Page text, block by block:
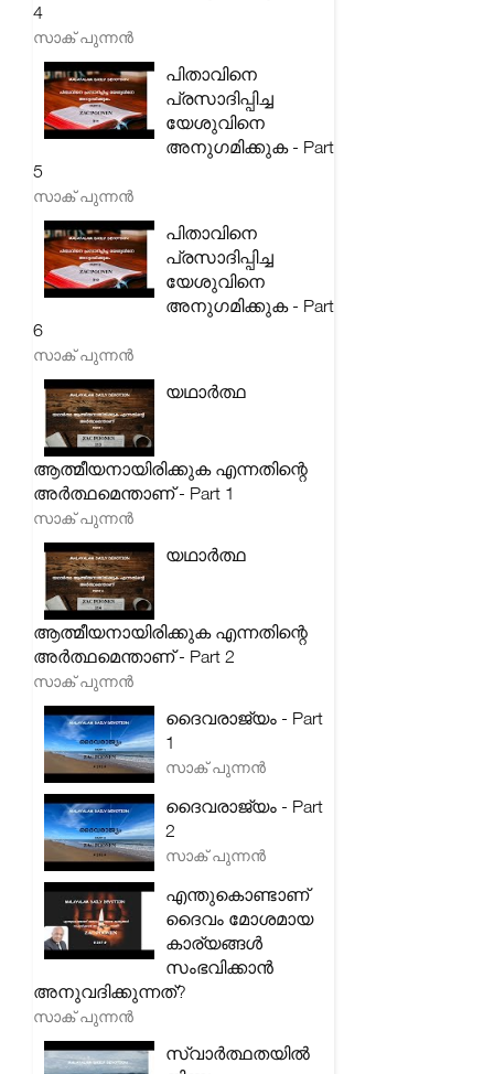
4
സാക് പുന്നൻ
പിതാവിനെ
പ്രസാദിപ്പിച്ച
യേശുവിനെ
അനുഗമിക്കുക - Part
5
സാക് പുന്നൻ
പിതാവിനെ
പ്രസാദിപ്പിച്ച
യേശുവിനെ
അനുഗമിക്കുക - Part
6
സാക് പുന്നൻ
യഥാർത്ഥ
ആത്മീയനായിരിക്കുക എന്നതിന്റെ
അർത്ഥമെന്താണ് - Part 1
സാക് പുന്നൻ
യഥാർത്ഥ
ആത്മീയനായിരിക്കുക എന്നതിന്റെ
അർത്ഥമെന്താണ് - Part 2
സാക് പുന്നൻ
ദൈവരാജ്യം - Part
1
സാക് പുന്നൻ
ദൈവരാജ്യം - Part
2
സാക് പുന്നൻ
എന്തുകൊണ്ടാണ്
ദൈവം മോശമായ
കാര്യങ്ങൾ
സംഭവിക്കാൻ
അനുവദിക്കുന്നത്?
സാക് പുന്നൻ
സ്വാർത്ഥതയിൽ